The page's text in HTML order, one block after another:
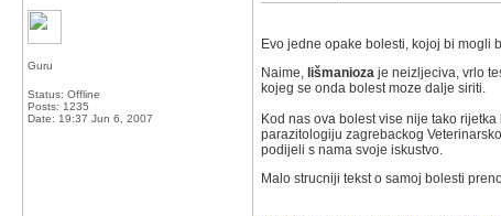
Guru
Status: Offline
Posts: 1235
Date: 19:37 Jun 6, 2007
Evo jedne opake bolesti, kojoj bi mogli
Naime, lišmanioza je neizljeciva, vrlo
kojeg se onda bolest moze dalje siriti.
Kod nas ova bolest vise nije tako
parazitologiju zagrebackog
podijeli s nama svoje iskustvo.
Malo strucniji tekst o samoj bolesti